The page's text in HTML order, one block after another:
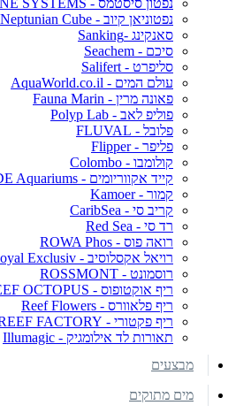
נפטוניאן קיוב - Neptunian Cube
סאנקינג -Sanking
סיכם - Seachem
סליפרט - Salifert
עולם המים - AquaWorld.co.il
פאונה מרין - Fauna Marin
פוליפ לאב - Polyp Lab
פלובל - FLUVAL
פליפר - Flipper
קולומבו - Colombo
קייד אקווריומים - CADE Aquariums
קמור - Kamoer
קריב סי - CaribSea
רד סי - Red Sea
רואה פוס - ROWA Phos
רויאל אקסלוסיב - Royal Exclusiv
רוסמונט - ROSSMONT
ריף אוקטופוס - REEF OCTOPUS
ריף פלאוורס - Reef Flowers
ריף פקטורי - REEF FACTORY
תאורות לד אילומגיק - Illumagic
מבצעים
מים מתוקים